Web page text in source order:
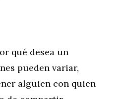
qué desea un
pueden variar,
alguien con quien